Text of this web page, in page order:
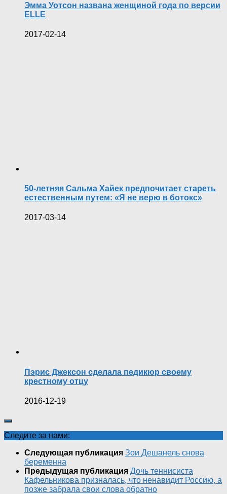
Эмма Уотсон названа женщиной года по версии
ELLE
2017-02-14
50-летняя Сальма Хайек предпочитает стареть
естественным путем: «Я не верю в ботокс»
2017-03-14
Пэрис Джексон сделала педикюр своему
крестному отцу
2016-12-19
Следите за нами:
Следующая публикация Зои Дешанель снова
беременна
Предыдущая публикация Дочь теннисиста
Кафельникова призналась, что ненавидит Россию, а
позже забрала свои слова обратно